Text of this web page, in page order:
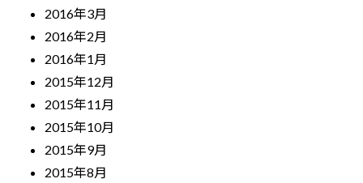
2016年3月
2016年2月
2016年1月
2015年12月
2015年11月
2015年10月
2015年9月
2015年8月